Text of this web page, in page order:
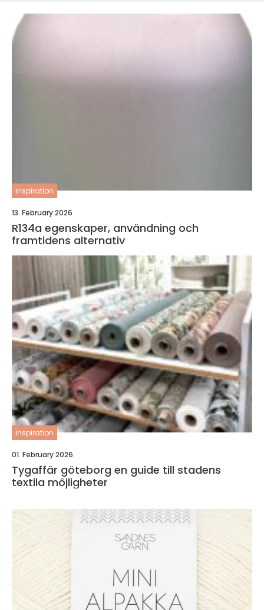
inspiration
13. February 2026
R134a egenskaper, användning och
framtidens alternativ
inspiration
01. February 2026
Tygaffär göteborg en guide till stadens
textila möjligheter